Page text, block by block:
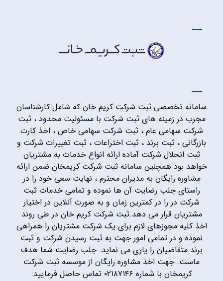
سامانه تخصصی ثبت شرکت کریم خان که شامل کارشناسان
مجرب در زمینه های ثبت شرکت با مسئولیت محدود ، ثبت
شرکت سهامی عام ، ثبت شرکت سهامی خاص ، اخذ کارت
بازرگانی ، ثبت برند ، ثبت اختراعات ، ثبت تغییرات شرکت و
ثبت انحلال شرکت آماده ارائه انواع خدمات به مشتریان
خواهد بود همچنین سامانه ثبت شرکت کریمخان ضمن ارائه
مشاوره رایگان به مدیران محترم ، نهایت سعی خود را در
راستای جلب رضایت آن ها نموده و تمامی خدمات ثبت
شرکت در را در کمترین زمان و به صورت آنلاین در اختیار
مشتریان قرار می دهد.ثبت شرکت کریم خان در طی روند
اخذ کلیه مجوزهای لازم برای یک شرکت مشتریان را همراهی
نموده و در تمامی امور جهت به ثبت رسیدن شرکت و ثبت
برند متقاضیان را یاری می نماید. جلب رضایت شما هدف
ماست. جهت اخذ مشاوره رایگان از موسسه ثبت شرکت
کریمخان با شماره ۰۲۱۸۷۱۴۶ تماس حاصل فرمایید.